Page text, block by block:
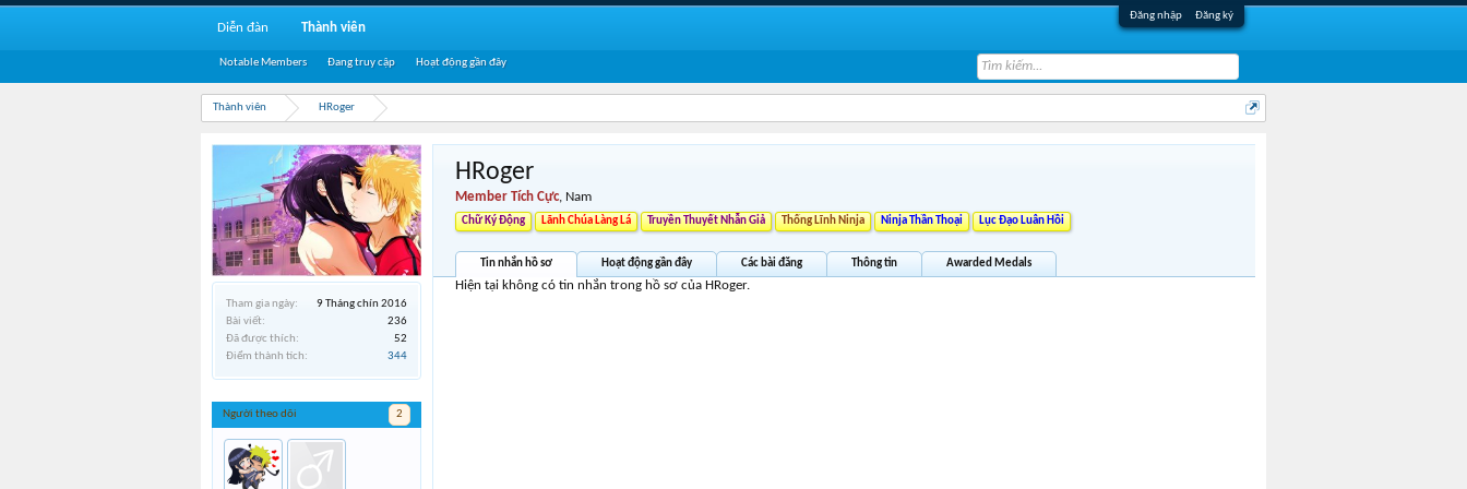
Đăng nhập Đăng ký
Thành viên HRoger
Tham gia ngày:
9 Tháng chín 2016
Bài viết:
236
Đã được thích:
52
Điểm thành tích:
344
Người theo dõi 2
HRoger
Member Tích Cực, Nam
Chữ Ký Động Lãnh Chúa Làng Lá Truyền Thuyết Nhẫn Giả Thống Lĩnh Ninja Ninja Thần Thoại Lục Đạo Luân Hồi
Tin nhắn hồ sơ Hoạt động gần đây Các bài đăng Thông tin Awarded Medals
Hiện tại không có tin nhắn trong hồ sơ của HRoger.
Diễn đàn Thành viên
Notable Members Đang truy cập Hoạt động gần đây